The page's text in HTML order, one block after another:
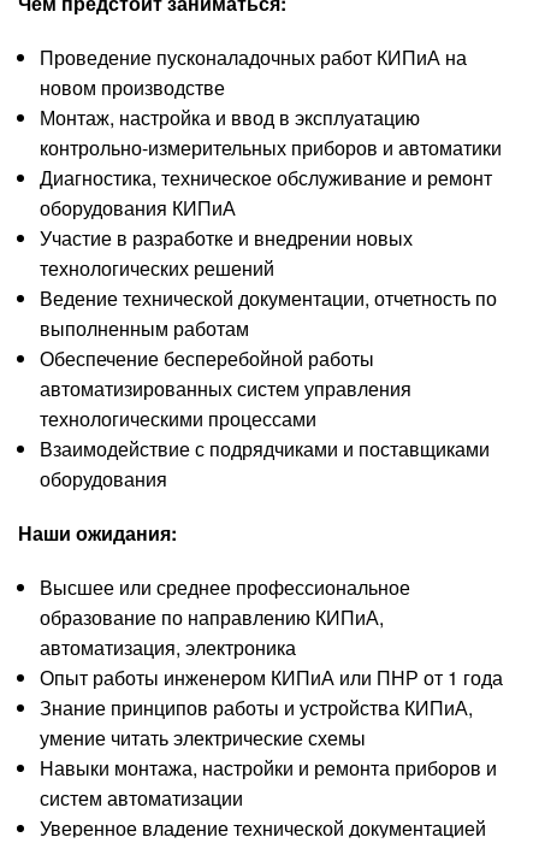
Проведение пусконаладочных работ КИПиА на
новом производстве
Монтаж, настройка и ввод в эксплуатацию
контрольно-измерительных приборов и автоматики
Диагностика, техническое обслуживание и ремонт
оборудования КИПиА
Участие в разработке и внедрении новых
технологических решений
Ведение технической документации, отчетность по
выполненным работам
Обеспечение бесперебойной работы
автоматизированных систем управления
технологическими процессами
Взаимодействие с подрядчиками и поставщиками
оборудования
Наши ожидания:
Высшее или среднее профессиональное
образование по направлению КИПиА,
автоматизация, электроника
Опыт работы инженером КИПиА или ПНР от 1 года
Знание принципов работы и устройства КИПиА,
умение читать электрические схемы
Навыки монтажа, настройки и ремонта приборов и
систем автоматизации
Уверенное владение технической документацией